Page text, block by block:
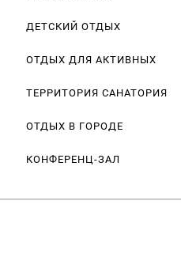
ДЕТСКИЙ ОТДЫХ
ОТДЫХ ДЛЯ АКТИВНЫХ
ТЕРРИТОРИЯ САНАТОРИЯ
ОТДЫХ В ГОРОДЕ
КОНФЕРЕНЦ-ЗАЛ